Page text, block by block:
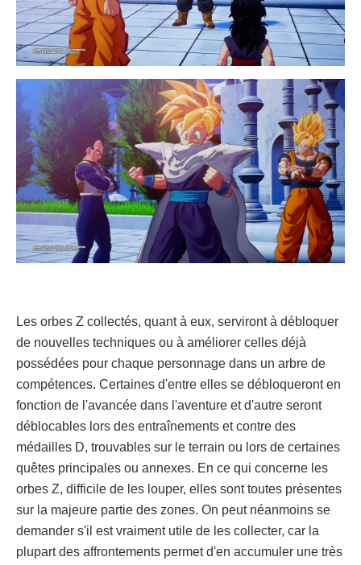
Les orbes Z collectés, quant à eux, serviront à débloquer
de nouvelles techniques ou à améliorer celles déjà
possédées pour chaque personnage dans un arbre de
compétences. Certaines d'entre elles se débloqueront en
fonction de l'avancée dans l'aventure et d'autre seront
déblocables lors des entraînements et contre des
médailles D, trouvables sur le terrain ou lors de certaines
quêtes principales ou annexes. En ce qui concerne les
orbes Z, difficile de les louper, elles sont toutes présentes
sur la majeure partie des zones. On peut néanmoins se
demander s'il est vraiment utile de les collecter, car la
plupart des affrontements permet d'en accumuler une très